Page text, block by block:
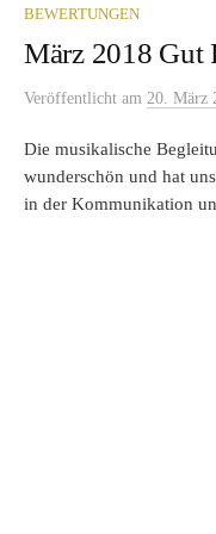
BEWERTUNGEN
März 2018 Gut
Veröffentlicht am 20. März
Die musikalische
wunderschön und hat
in der Kommunikation